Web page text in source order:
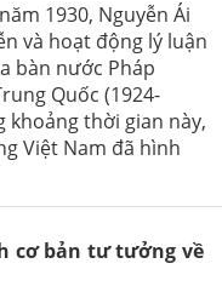
1930, Nguyễn Ái
và hoạt động lý luận
bàn nước Pháp
Quốc (1924-
khoảng thời gian này,
Việt Nam đã hình
cơ bản tư tưởng về